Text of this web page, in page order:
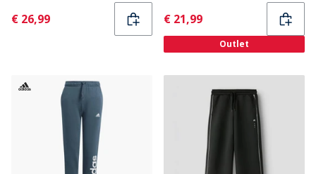
Current
€ 26,99 Current
€ 21,99
Outlet